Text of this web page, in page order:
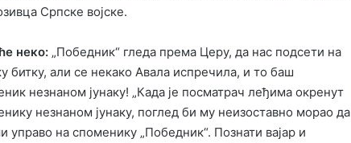
Српске војске.
неко: „Победник“ гледа према Церу, да нас подсети на
битку, али се некако Авала испречила, и то баш
незнаном јунаку! „Када је посматрач леђима окренут
незнаном јунаку, поглед би му неизоставно морао да
управо на споменику „Победник“. Познати вајар и